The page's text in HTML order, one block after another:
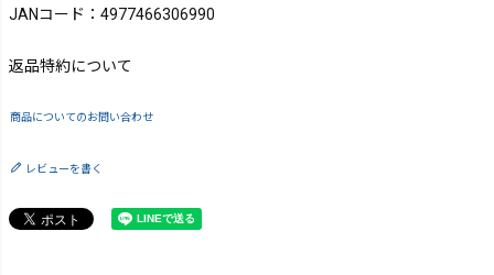
JANコード：4977466306990
返品特約について
商品についてのお問い合わせ
レビューを書く